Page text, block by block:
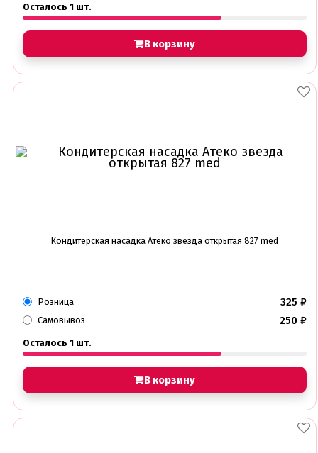
Осталось 1 шт.
В корзину
Кондитерская насадка Атеко звезда открытая 827 med
Розница 325 ₽
Самовывоз 250 ₽
Осталось 1 шт.
В корзину